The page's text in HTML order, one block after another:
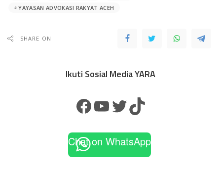
YAYASAN ADVOKASI RAKYAT ACEH
SHARE ON
Ikuti Sosial Media YARA
Chat on WhatsApp